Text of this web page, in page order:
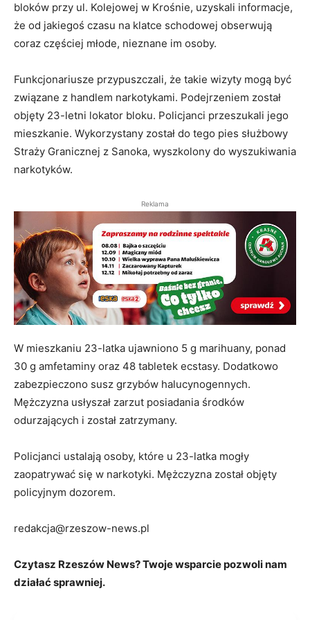
bloków przy ul. Kolejowej w Krośnie, uzyskali informacje,
że od jakiegoś czasu na klatce schodowej obserwują
coraz częściej młode, nieznane im osoby.
Funkcjonariusze przypuszczali, że takie wizyty mogą być
związane z handlem narkotykami. Podejrzeniem został
objęty 23-letni lokator bloku. Policjanci przeszukali jego
mieszkanie. Wykorzystany został do tego pies służbowy
Straży Granicznej z Sanoka, wyszkolony do wyszukiwania
narkotyków.
Reklama
W mieszkaniu 23-latka ujawniono 5 g marihuany, ponad
30 g amfetaminy oraz 48 tabletek ecstasy. Dodatkowo
zabezpieczono susz grzybów halucynogennych.
Mężczyzna usłyszał zarzut posiadania środków
odurzających i został zatrzymany.
Policjanci ustalają osoby, które u 23-latka mogły
zaopatrywać się w narkotyki. Mężczyzna został objęty
policyjnym dozorem.
redakcja@rzeszow-news.pl
Czytasz Rzeszów News? Twoje wsparcie pozwoli nam
działać sprawniej.